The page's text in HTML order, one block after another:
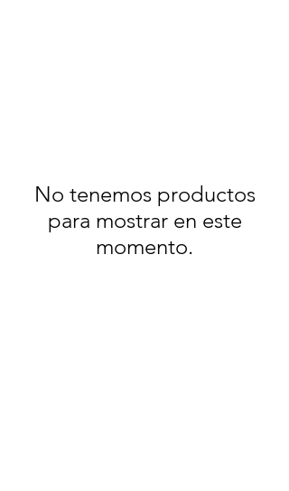
No tenemos productos
para mostrar en este
momento.